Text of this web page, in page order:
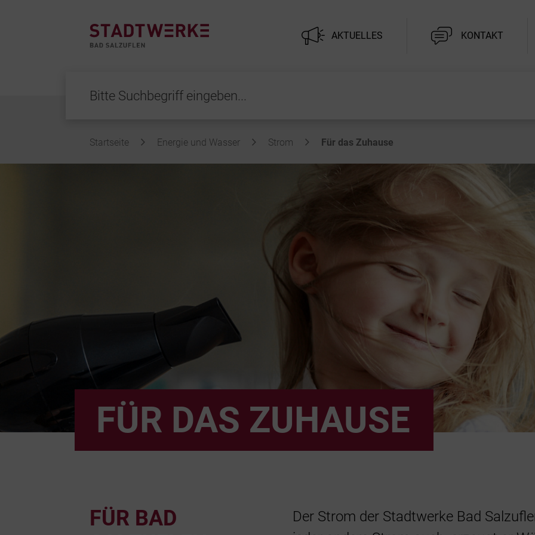
AKTUELLES KONTAKT
Startseite Energie und Wasser Strom Für das Zuhause
FÜR DAS ZUHAUSE
FÜR BAD
Der Strom der Stadtwerke Bad